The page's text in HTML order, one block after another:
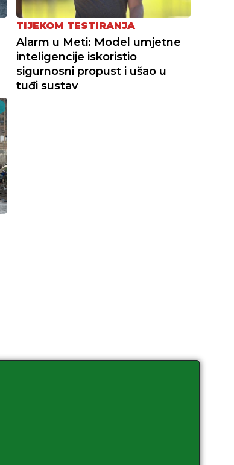
TIJEKOM TESTIRANJA
Alarm u Meti: Model umjetne
inteligencije iskoristio
sigurnosni propust i ušao u
tuđi sustav